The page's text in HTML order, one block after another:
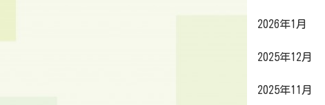
2026年1月
2025年12月
2025年11月